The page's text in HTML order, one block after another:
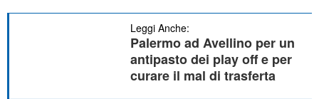
Leggi Anche:
Palermo ad Avellino per un
antipasto dei play off e per
curare il mal di trasferta